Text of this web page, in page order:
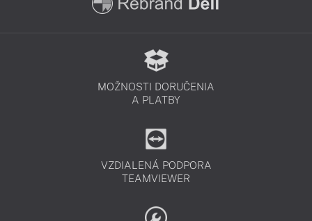
MOŽNOSTI DORUČENIA
A PLATBY
VZDIALENÁ PODPORA
TEAMVIEWER